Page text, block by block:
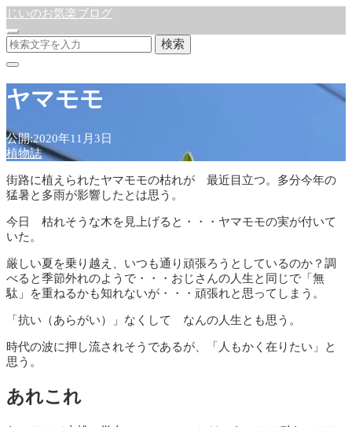
じいのお気楽ブログ
検索
ヤマモモ
公開:2020年11月3日
植物誌
街路に植えられたヤマモモの枯れが 最近目立つ。多分今年の
猛暑と多雨が影響したとは思う。
今日 枯れそうな木を見上げると・・・ヤマモモの実が付いて
いた。
厳しい夏を乗り越え、いつも通り頑張ろうとしているのか？調
べると季節外れのようで・・・おじさんの人生と同じで「無
駄」を重ねるかも知れないが・・・頑張れと思ってしまう。
「抗い（あらがい）」なくして なんの人生とも思う。
時代の波に押し流されそうであるが、「人もかく在りたい」と
思う。
あれこれ